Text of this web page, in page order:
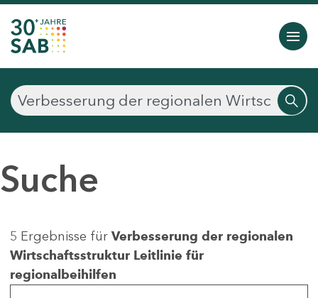
Suche
5 Ergebnisse für Verbesserung der regionalen
Wirtschaftsstruktur Leitlinie für
regionalbeihilfen